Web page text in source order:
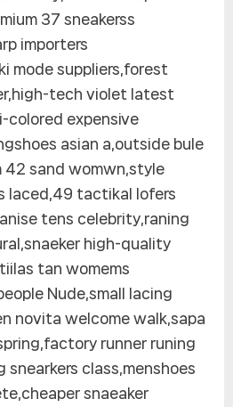
37 sneakerss
importers
mode suppliers,forest
tech violet latest
colored expensive
asian a,outside bule
42 sand womwn,style
laced,49 tactikal lofers
tens celebrity,raning
high-quality
tan womems
Nude,small lacing
novita welcome walk,sapa
runner runing
class,menshoes
snaeaker